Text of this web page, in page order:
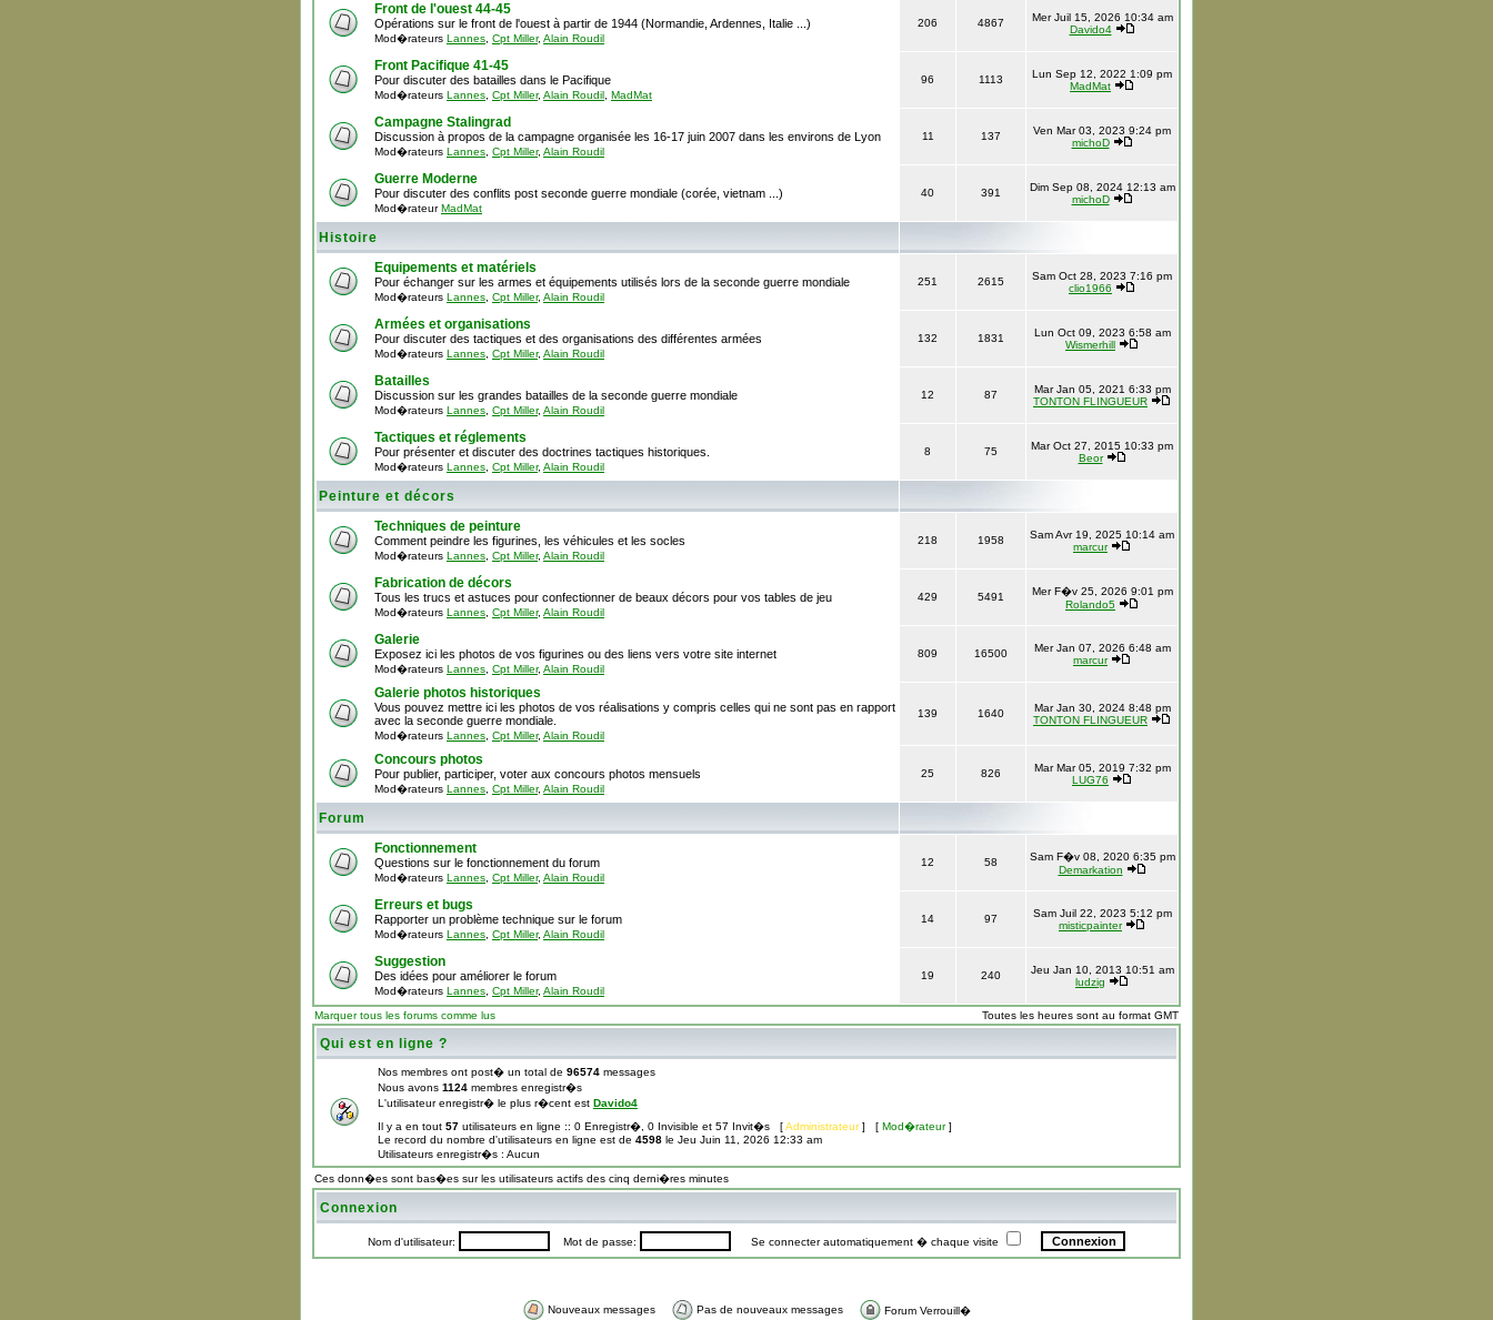
Front de l'ouest 44-45
Opérations sur le front de l'ouest à partir de 1944 (Normandie, Ardennes, Italie ...)
Mod�rateurs Lannes Cpt Miller, Alain Roudil
206 4867
Mer Juil 15, 2026 10:34 am
Davido4
Front Pacifique 41-45
Pour discuter des batailles dans le Pacifique
Mod�rateurs Lannes Cpt Miller, Alain Roudil MadMat
96 1113
Lun Sep 12, 2022 1:09 pm
MadMat
Campagne Stalingrad
Discussion à propos de la campagne organisée les 16-17 juin 2007 dans les environs de Lyon
Mod�rateurs Lannes Cpt Miller, Alain Roudil
11 137
Ven Mar 03, 2023 9:24 pm
michoD
Guerre Moderne
Pour discuter des conflits post seconde guerre mondiale (corée, vietnam ...)
Mod�rateurMadMat
40 391
Dim Sep 08, 2024 12:13 am
michoD
Histoire
Equipements et matériels
Pour échanger sur les armes et équipements utilisés lors de la seconde guerre mondiale
Mod�rateurs Lannes Cpt Miller, Alain Roudil
251 2615
Sam Oct 28, 2023 7:16 pm
clio1966
Armées et organisations
Pour discuter des tactiques et des organisations des différentes armées
Mod�rateurs Lannes Cpt Miller, Alain Roudil
132 1831
Lun Oct 09, 2023 6:58 am
Wismerhill
Batailles
Discussion sur les grandes batailles de la seconde guerre mondiale
Mod�rateurs Lannes Cpt Miller, Alain Roudil
12 87
Mar Jan 05, 2021 6:33 pm
TONTON FLINGUEUR
Tactiques et réglements
Pour présenter et discuter des doctrines tactiques historiques.
Mod�rateurs Lannes Cpt Miller, Alain Roudil
8 75
Mar Oct 27, 2015 10:33 pm
Beor
Peinture et décors
Techniques de peinture
Comment peindre les figurines, les véhicules et les socles
Mod�rateurs Lannes Cpt Miller, Alain Roudil
218 1958
Sam Avr 19, 2025 10:14 am
marcur
Fabrication de décors
Tous les trucs et astuces pour confectionner de beaux décors pour vos tables de jeu
Mod�rateurs Lannes Cpt Miller, Alain Roudil
429 5491
Mer F�v 25, 2026 9:01 pm
Rolando5
Galerie
Exposez ici les photos de vos figurines ou des liens vers votre site internet
Mod�rateurs Lannes Cpt Miller, Alain Roudil
809 16500
Mer Jan 07, 2026 6:48 am
marcur
Galerie photos historiques
Vous pouvez mettre ici les photos de vos réalisations y compris celles qui ne sont pas en rapport
avec la seconde guerre mondiale.
Mod�rateurs Lannes Cpt Miller, Alain Roudil
139 1640
Mar Jan 30, 2024 8:48 pm
TONTON FLINGUEUR
Concours photos
Pour publier, participer, voter aux concours photos mensuels
Mod�rateurs Lannes Cpt Miller, Alain Roudil
25 826
Mar Mar 05, 2019 7:32 pm
LUG76
Forum
Fonctionnement
Questions sur le fonctionnement du forum
Mod�rateurs Lannes Cpt Miller, Alain Roudil
12 58
Sam F�v 08, 2020 6:35 pm
Demarkation
Erreurs et bugs
Rapporter un problème technique sur le forum
Mod�rateurs Lannes Cpt Miller, Alain Roudil
14 97
Sam Juil 22, 2023 5:12 pm
misticpainter
Suggestion
Des idées pour améliorer le forum
Mod�rateurs Lannes Cpt Miller, Alain Roudil
19 240
Jeu Jan 10, 2013 10:51 am
ludzig
Marquer tous les forums comme lus Toutes les heures sont au format GMT
Qui est en ligne ?
Nos membres ont post� un total de 96574 messages
Nous avons 1124 membres enregistr�s
L'utilisateur enregistr� le plus r�cent est Davido4
Il y a en tout 57 utilisateurs en ligne :: 0 Enregistr�, 0 Invisible et 57 Invit�s [Administrateur] [ Mod�rateur]
Le record du nombre d'utilisateurs en ligne est de 4598 le Jeu Juin 11, 2026 12:33 am
Utilisateurs enregistr�s : Aucun
Ces donn�es sont bas�es sur les utilisateurs actifs des cinq derni�res minutes
Connexion
Nom d'utilisateur: Mot de passe: Se connecter automatiquement � chaque visite
Nouveaux messages Pas de nouveaux messages Forum Verrouill�